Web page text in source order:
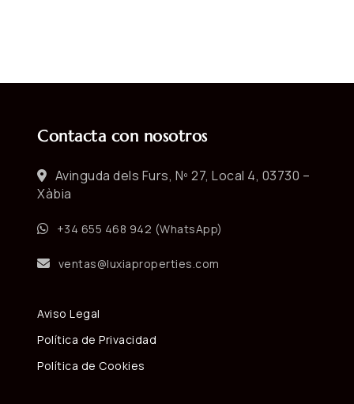
Contacta con nosotros
Avinguda dels Furs, Nº 27, Local 4, 03730 –
Xàbia
+34 655 468 942 (WhatsApp)
ventas@luxiaproperties.com
Aviso Legal
Política de Privacidad
Política de Cookies